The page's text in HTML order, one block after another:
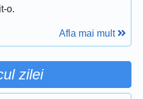
o.
Afla mai mult
zilei